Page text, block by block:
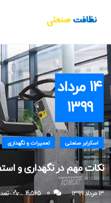
۱۴ مرداد
۱۳۹۹
اسکرابر صنعتی تعمیرات و نگهداری
نکات مهم در نگهداری و
۱۴ مرداد ۱۳۹۹ 0 4,565 تعداد بازدید